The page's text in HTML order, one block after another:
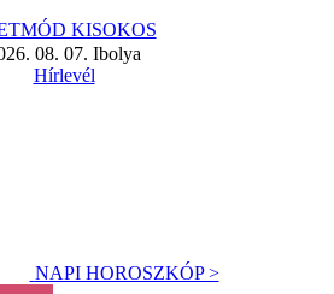
KISOKOS
08. 07. Ibolya
Hírlevél
NAPI HOROSZKÓP >